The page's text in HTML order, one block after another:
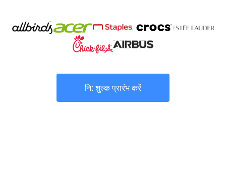
नि: शुल्क प्रारंभ करें